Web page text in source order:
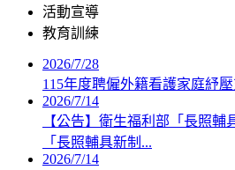
活動宣導
教育訓練
2026/7/28
115年度聘僱外籍看護家庭紓
2026/7/14
【公告】衛生福利部「長照
「長照輔具新制...
2026/7/14